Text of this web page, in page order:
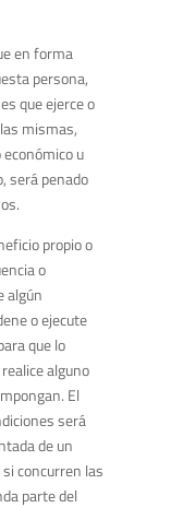
en forma
persona,
que ejerce o
mismas,
u
será penado
propio o
o
algún
o ejecute
que lo
alguno
El
será
de un
concurren las
parte del